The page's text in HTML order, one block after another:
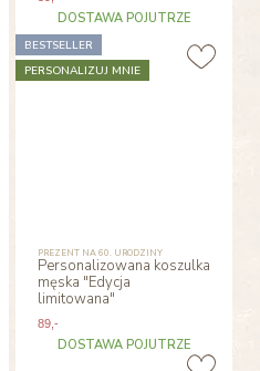
DOSTAWA POJUTRZE
PREZENT NA 60. URODZINY
Personalizowana koszulka
męska "Edycja
limitowana"
89 ,-
DOSTAWA POJUTRZE
BESTSELLER
PERSONALIZUJ MNIE